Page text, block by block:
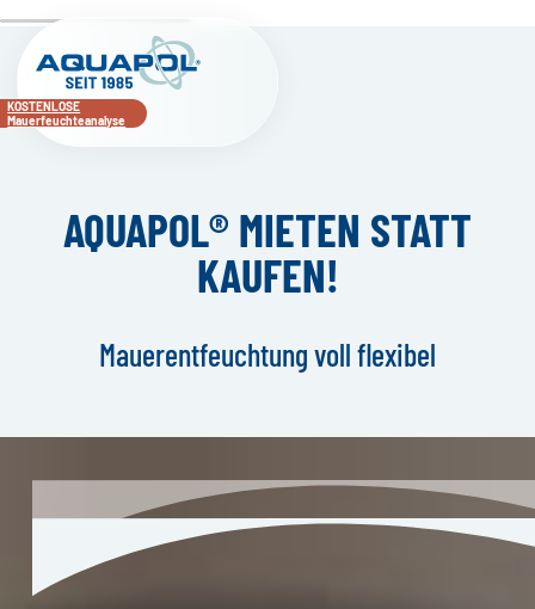
KOSTENLOSE
Mauerfeuchteanalyse
AQUAPOL® MIETEN STATT
KAUFEN!
Mauerentfeuchtung voll flexibel